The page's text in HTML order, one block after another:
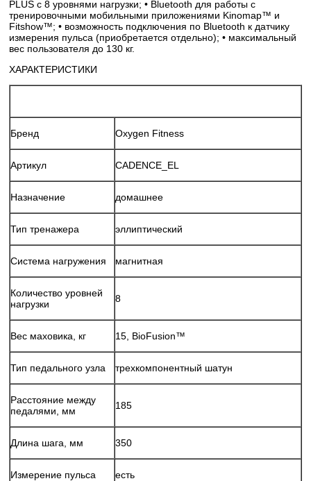
PLUS с 8 уровнями нагрузки; • Bluetooth для работы с
тренировочными мобильными приложениями Kinomap™ и
Fitshow™; • возможность подключения по Bluetooth к датчику
измерения пульса (приобретается отдельно); • максимальный
вес пользователя до 130 кг.
ХАРАКТЕРИСТИКИ
Бренд Oxygen Fitness
Артикул CADENCE_EL
Назначение домашнее
Тип тренажера эллиптический
Система нагружения магнитная
Количество уровней
нагрузки
8
Вес маховика, кг 15, BioFusion™
Тип педального узла трехкомпонентный шатун
Расстояние между
педалями, мм
185
Длина шага, мм 350
Измерение пульса есть